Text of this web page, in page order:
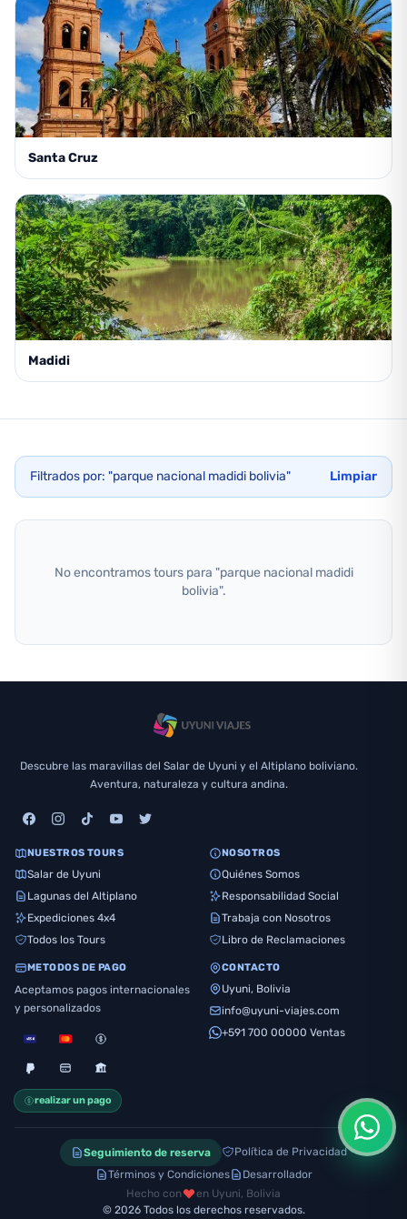
Santa Cruz
Madidi
Filtrados por: "parque nacional madidi bolivia" Limpiar
No encontramos tours para "parque nacional madidi
bolivia".
Descubre las maravillas del Salar de Uyuni y el Altiplano boliviano.
Aventura, naturaleza y cultura andina.
NUESTROS TOURS
Salar de Uyuni
Lagunas del Altiplano
Expediciones 4x4
Todos los Tours
NOSOTROS
Quiénes Somos
Responsabilidad Social
Trabaja con Nosotros
Libro de Reclamaciones
METODOS DE PAGO
Aceptamos pagos internacionales
y personalizados
realizar un pago
CONTACTO
Uyuni, Bolivia
info@uyuni-viajes.com
+591 700 00000 Ventas
Seguimiento de reserva
Política de Privacidad
Términos y Condiciones
Desarrollador
Hecho con
en Uyuni, Bolivia
© 2026 Todos los derechos reservados.